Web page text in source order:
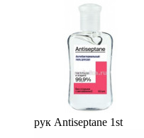
рук Antiseptane 1st